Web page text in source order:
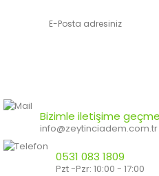
Bizimle iletişime
info@zeytinciadem.com.tr
0531 083 1809
Pzt -Pzr: 10:00 - 17:00